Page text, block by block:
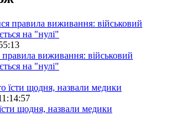
виживання: військовий
на "нулі"
щодня, назвали медики